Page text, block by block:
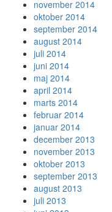
november 2014
oktober 2014
september 2014
august 2014
juli 2014
juni 2014
maj 2014
april 2014
marts 2014
februar 2014
januar 2014
december 2013
november 2013
oktober 2013
september 2013
august 2013
juli 2013